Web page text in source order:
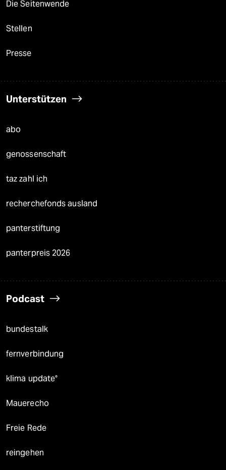
Die Seitenwende
Stellen
Presse
Unterstützen
abo
genossenschaft
taz zahl ich
recherchefonds ausland
panterstiftung
panterpreis 2026
Podcast
bundestalk
fernverbindung
klima update°
Mauerecho
Freie Rede
reingehen